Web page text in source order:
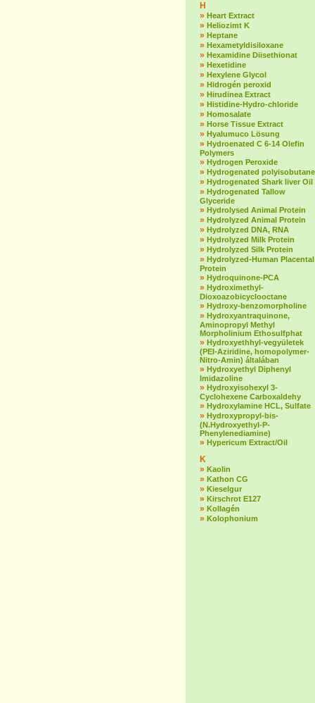
H
» Heart Extract
» Heliozimt K
» Heptane
» Hexametyldisiloxane
» Hexamidine Diisethionat
» Hexetidine
» Hexylene Glycol
» Hidrogén peroxid
» Hirudinea Extract
» Histidine-Hydro-chloride
» Homosalate
» Horse Tissue Extract
» Hyalumuco Lösung
» Hydroenated C 6-14 Olefin
Polymers
» Hydrogen Peroxide
» Hydrogenated polyisobutane
» Hydrogenated Shark liver Oil
» Hydrogenated Tallow
Glyceride
» Hydrolysed Animal Protein
» Hydrolyzed Animal Protein
» Hydrolyzed DNA, RNA
» Hydrolyzed Milk Protein
» Hydrolyzed Silk Protein
» Hydrolyzed-Human Placental
Protein
» Hydroquinone-PCA
» Hydroximethyl-
Dioxoazobicyclooctane
» Hydroxy-benzomorpholine
» Hydroxyantraquinone,
Aminopropyl Methyl
Morpholinium Ethosulfphat
» Hydroxyethhyl-vegyületek
(PEI-Aziridine, homopolymer-
Nitro-Amin) általában
» Hydroxyethyl Diphenyl
Imidazoline
» Hydroxyisohexyl 3-
Cyclohexene Carboxaldehy
» Hydroxylamine HCL, Sulfate
» Hydroxypropyl-bis-
(N.Hydroxyethyl-P-
Phenylenediamine)
» Hypericum Extract/Oil
K
» Kaolin
» Kathon CG
» Kieselgur
» Kirschrot E127
» Kollagén
» Kolophonium